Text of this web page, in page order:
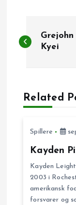
n
Grejohn
Kyei
Related
Spillere
Kayden
Kayden
2003 i
amerikansk
forsvarer og